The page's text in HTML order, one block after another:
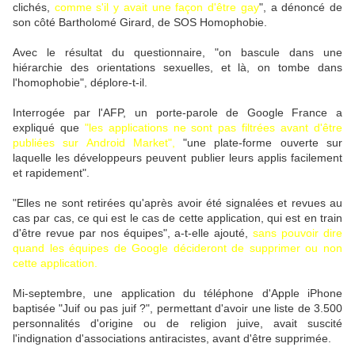
clichés, comme s'il y avait une façon d'être gay", a dénoncé de
son côté Bartholomé Girard, de SOS Homophobie.
Avec le résultat du questionnaire, "on bascule dans une
hiérarchie des orientations sexuelles, et là, on tombe dans
l'homophobie", déplore-t-il.
Interrogée par l'AFP, un porte-parole de Google France a
expliqué que "les applications ne sont pas filtrées avant d'être
publiées sur Android Market",
"une plate-forme ouverte sur
laquelle les développeurs peuvent publier leurs applis facilement
et rapidement".
"Elles ne sont retirées qu'après avoir été signalées et revues au
cas par cas, ce qui est le cas de cette application, qui est en train
d'être revue par nos équipes", a-t-elle ajouté,sans pouvoir dire
quand les équipes de Google décideront de supprimer ou non
cette application.
Mi-septembre, une application du téléphone d'Apple iPhone
baptisée "Juif ou pas juif ?", permettant d'avoir une liste de 3.500
personnalités d'origine ou de religion juive, avait suscité
l'indignation d'associations antiracistes, avant d'être supprimée.